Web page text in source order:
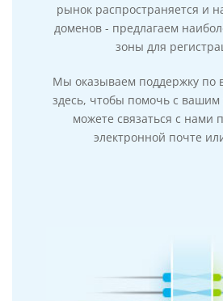
рынок распространяется и
доменов - предлагаем
зоны для
Мы оказываем поддержку по
здесь, чтобы помочь с вашим
можете связаться с нами
электронной почте